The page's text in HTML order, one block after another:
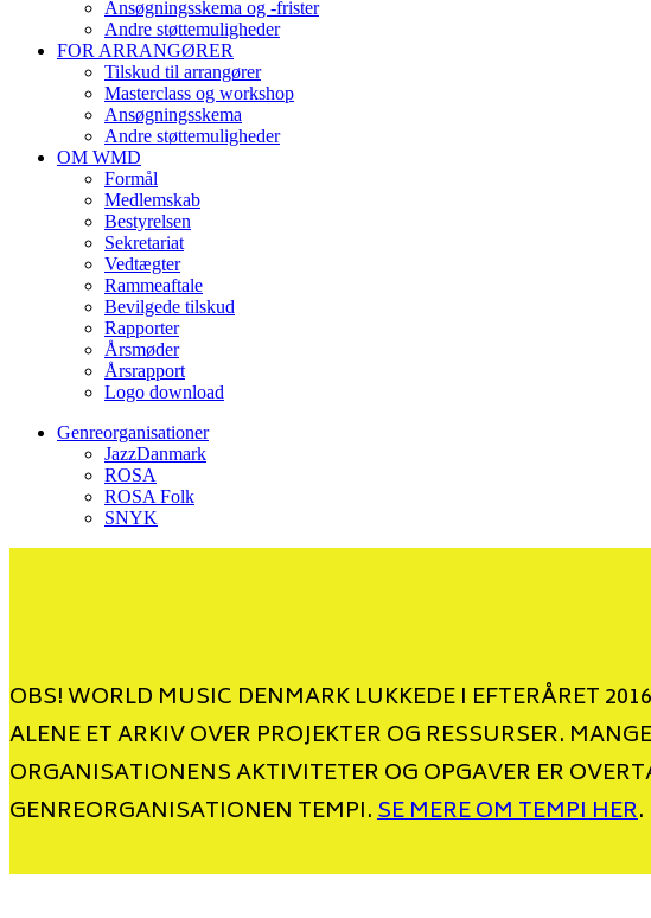
Ansøgningsskema og -frister
Andre støttemuligheder
FOR ARRANGØRER
Tilskud til arrangører
Masterclass og workshop
Ansøgningsskema
Andre støttemuligheder
OM WMD
Formål
Medlemskab
Bestyrelsen
Sekretariat
Vedtægter
Rammeaftale
Bevilgede tilskud
Rapporter
Årsmøder
Årsrapport
Logo download
Genreorganisationer
JazzDanmark
ROSA
ROSA Folk
SNYK
OBS! WORLD MUSIC DENMARK LUKKEDE I EFTERÅRET
ALENE ET ARKIV OVER PROJEKTER OG RESSURSER.
ORGANISATIONENS AKTIVITETER OG OPGAVER ER
GENREORGANISATIONEN TEMPI.SE MERE OM TEMPI HER.